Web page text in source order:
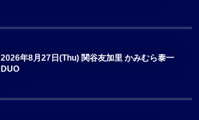
2026年8月27日(Thu) 関谷友加里 かみむら泰一
DUO